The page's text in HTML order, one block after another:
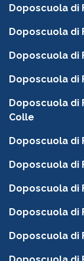
Doposcuola di
Doposcuola di
Doposcuola di
Doposcuola di
Doposcuola di
Colle
Doposcuola di
Doposcuola di
Doposcuola di
Doposcuola di
Doposcuola di